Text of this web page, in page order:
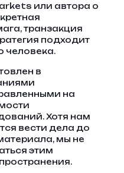
или автора о
транзакция
подходит
человека.
в
на
Хотя нам
вести дела до
мы не
этим